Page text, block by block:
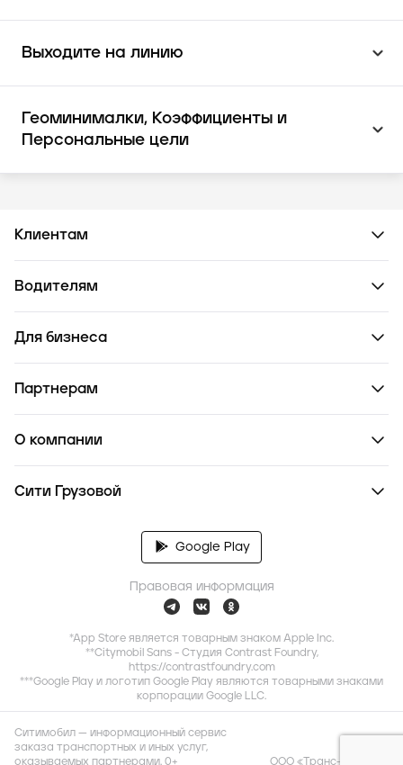
Выходите на линию
Геоминималки, Коэффициенты и
Персональные цели
Клиентам
Водителям
Для бизнеса
Партнерам
О компании
Сити Грузовой
Google Play
Правовая информация
*App Store является товарным знаком Apple Inc.
**Citymobil Sans - Студия Contrast Foundry,
https://contrastfoundry.com
***Google Play и логотип Google Play являются товарными знаками
корпорации Google LLC.
Ситимобил — информационный сервис
заказа транспортных и иных услуг,
оказываемых партнерами. 0+
ООО «Транс-Миссия»